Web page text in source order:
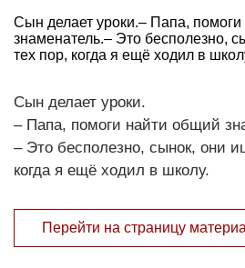
Сын делает уроки.– Папа,
знаменатель.– Это бесполезно,
тех пор, когда я ещё ходил в
Сын делает уроки.
– Папа, помоги найти общий
– Это бесполезно, сынок, они
когда я ещё ходил в школу.
Перейти на страницу